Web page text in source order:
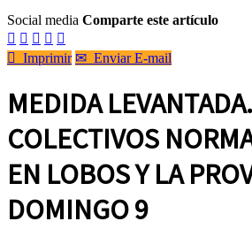
Social media Comparte este artículo
    
 Imprimir ✉ Enviar E-mail
MEDIDA
COLECTIVOS
EN LOBOS Y LA
DOMINGO 9